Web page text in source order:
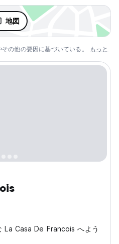
地図
の他の要因に基づいている。
もっと
La Casa De Francois へよう